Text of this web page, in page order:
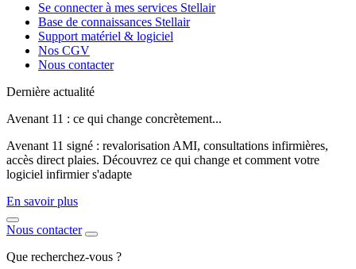
Se connecter à mes services Stellair
Base de connaissances Stellair
Support matériel & logiciel
Nos CGV
Nous contacter
Dernière actualité
Avenant 11 : ce qui change concrètement...
Avenant 11 signé : revalorisation AMI, consultations infirmières,
accès direct plaies. Découvrez ce qui change et comment votre
logiciel infirmier s'adapte
En savoir plus
Nous contacter
Que recherchez-vous ?